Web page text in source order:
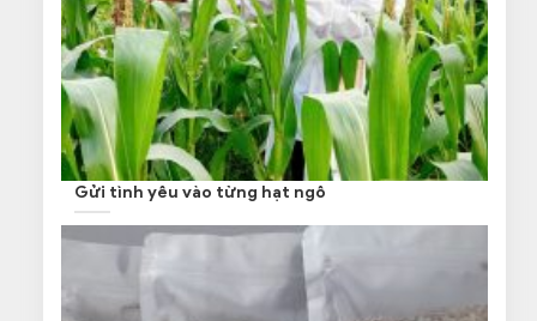
Gửi tình yêu vào từng hạt ngô